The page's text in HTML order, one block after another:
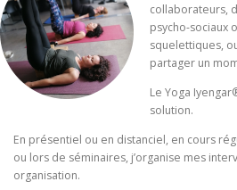
COURS D’ESSAI
collaborateurs,
psycho-sociaux
squelettiques,
partager un
Le Yoga
solution.
En présentiel ou en distanciel, en cours
ou lors de séminaires, j’organise mes
organisation.